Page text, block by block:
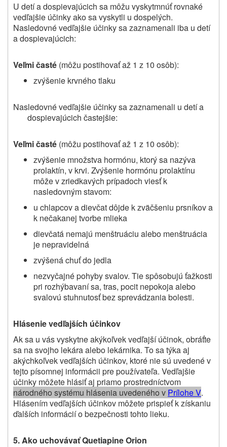
U detí a dospievajúcich sa môžu vyskytmnúť rovnaké
vedľajšie účinky ako sa vyskytli u dospelých.
Nasledovné vedľajšie účinky sa zaznamenali iba u detí
a dospievajúcich:
Veľmi časté (môžu postihovať až 1 z 10 osôb):
zvýšenie krvného tlaku
Nasledovné vedľajšie účinky sa zaznamenali u detí a
dospievajúcich častejšie:
Veľmi časté (môžu postihovať až 1 z 10 osôb):
zvýšenie množstva hormónu, ktorý sa nazýva
prolaktín, v krvi. Zvýšenie hormónu prolaktínu
môže v zriedkavých prípadoch viesť k
nasledovným stavom:
u chlapcov a dievčat dôjde k zväčšeniu prsníkov a
k nečakanej tvorbe mlieka
dievčatá nemajú menštruáciu alebo menštruácia
je nepravidelná
zvýšená chuť do jedla
nezvyčajné pohyby svalov. Tie spôsobujú ťažkosti
pri rozhýbavaní sa, tras, pocit nepokoja alebo
svalovú stuhnutosť bez sprevádzania bolesti.
Hlásenie vedľajších účinkov
Ak sa u vás vyskytne akýkoľvek vedľajší účinok, obráťte
sa na svojho lekára alebo lekárnika. To sa týka aj
akýchkoľvek vedľajších účinkov, ktoré nie sú uvedené v
tejto písomnej informácii pre používateľa. Vedľajšie
účinky môžete hlásiť aj priamo prostredníctvom
národného systému hlásenia uvedeného v Prílohe V.
Hlásením vedľajších účinkov môžete prispieť k získaniu
ďalších informácií o bezpečnosti tohto lieku.
5. Ako uchovávaťQuetiapine Orion